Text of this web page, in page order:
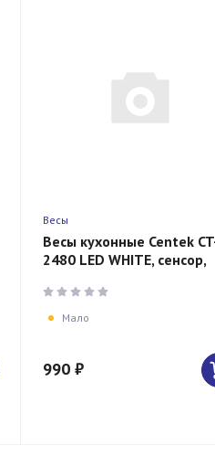
Весы
Весы кухонные Centek
2480 LED WHITE, сенсор,
1г, Авто Ноль/Выкл
Мало
990 ₽